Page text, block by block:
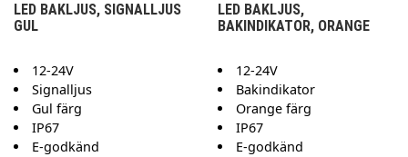
LED BAKLJUS, SIGNALLJUS
GUL
12-24V
Signalljus
Gul färg
IP67
E-godkänd
LED BAKLJUS,
BAKINDIKATOR, ORANGE
12-24V
Bakindikator
Orange färg
IP67
E-godkänd